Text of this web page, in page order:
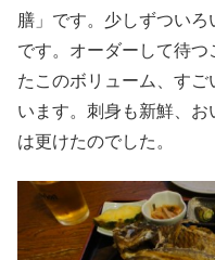
膳」です。少しずつい
です。オーダーして待
たこのボリューム、す
います。刺身も新鮮、
は更けたのでした。